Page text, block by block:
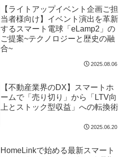
【ライトアップイベント企画ご担
当者様向け】イベント演出を革新
するスマート電球「eLamp2」の
ご提案~テクノロジーと歴史の融
合~
2025.08.06
【不動産業界のDX】スマートホ
ームで「売り切り」から「LTV向
上とストック型収益」への転換術
2025.06.20
HomeLinkで始める最新スマート